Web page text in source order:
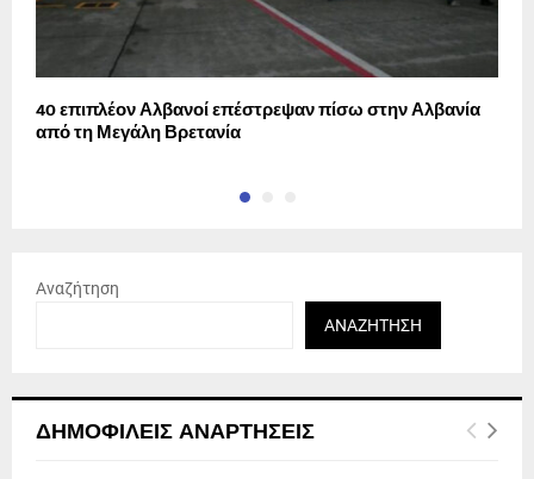
40 επιπλέον Αλβανοί επέστρεψαν πίσω στην Αλβανία
από τη Μεγάλη Βρετανία
Αναζήτηση
ΑΝΑΖΉΤΗΣΗ
ΔΗΜΟΦΙΛΕΊΣ ΑΝΑΡΤΉΣΕΙΣ